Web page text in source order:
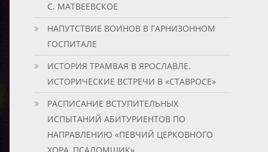
С. МАТВЕЕВСКОЕ
НАПУТСТВИЕ ВОИНОВ В ГАРНИЗОННОМ
ГОСПИТАЛЕ
ИСТОРИЯ ТРАМВАЯ В ЯРОСЛАВЛЕ.
ИСТОРИЧЕСКИЕ ВСТРЕЧИ В «СТАВРОСЕ»
РАСПИСАНИЕ ВСТУПИТЕЛЬНЫХ
ИСПЫТАНИЙ АБИТУРИЕНТОВ ПО
НАПРАВЛЕНИЮ «ПЕВЧИЙ ЦЕРКОВНОГО